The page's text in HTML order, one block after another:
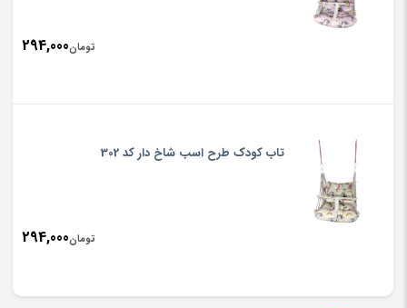
تومان294,000
تاب کودک طرح اسب شاخ دار کد 302
تومان294,000